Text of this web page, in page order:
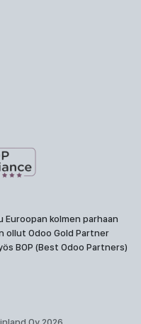
Euroopan kolmen parhaan
ollut Odoo Gold Partner
BOP (Best Odoo Partners)
Oy 2026